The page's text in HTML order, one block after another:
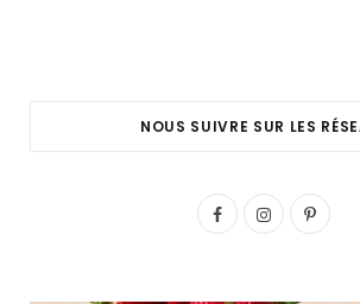
NOUS SUIVRE SUR LES
F
I
P